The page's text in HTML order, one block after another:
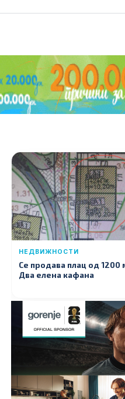
НЕДВИЖНОСТИ
Се продава плац од 1200
Два елена кафана